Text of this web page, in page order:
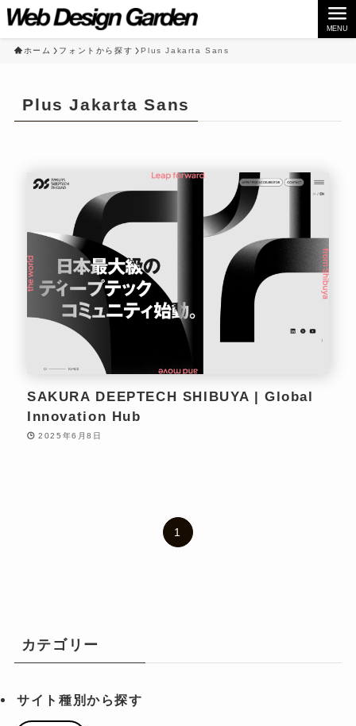
MENU
ホーム フォントから探す Plus Jakarta Sans
Plus Jakarta Sans
SAKURA DEEPTECH SHIBUYA | Global
Innovation Hub
2025年6月8日
1
カテゴリー
サイト種別から探す